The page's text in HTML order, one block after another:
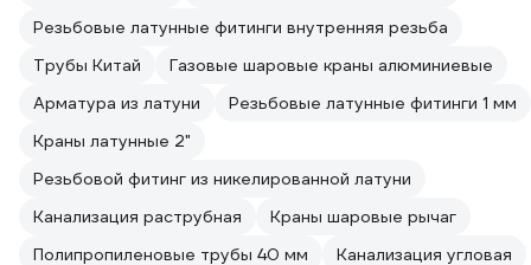
Резьбовые латунные фитинги внутренняя резьба
Трубы Китай
Газовые шаровые краны алюминиевые
Арматура из латуни
Резьбовые латунные фитинги 1 мм
Краны латунные 2"
Резьбовой фитинг из никелированной латуни
Канализация раструбная
Краны шаровые рычаг
Полипропиленовые трубы 40 мм
Канализация угловая